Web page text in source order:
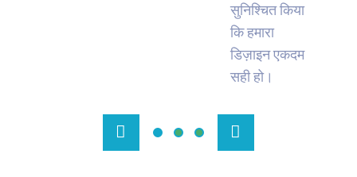
सुनिश्चित किया
कि हमारा
डिज़ाइन एकदम
सही हो।